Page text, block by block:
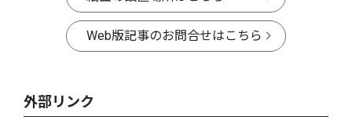
Web版記事のお問合せはこちら
外部リンク